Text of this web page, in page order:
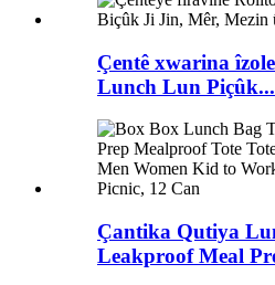
Çentê xwarina
Lunch Lun Piçûk...
Çantika Qutiya
Leakproof Meal